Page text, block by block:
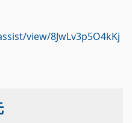
view/8JwLv3p5O4kKj